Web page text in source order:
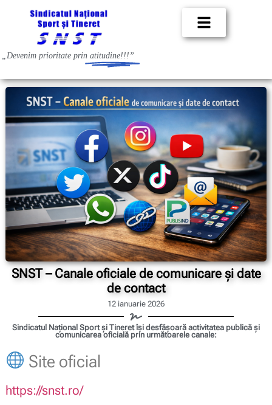
„Devenim prioritate prin atitudine!!!”
SNST – Canale oficiale de comunicare și date
de contact
12 ianuarie 2026
Sindicatul Național Sport și Tineret își desfășoară activitatea publică și
comunicarea oficială prin următoarele canale:
Site oficial
https://snst.ro/